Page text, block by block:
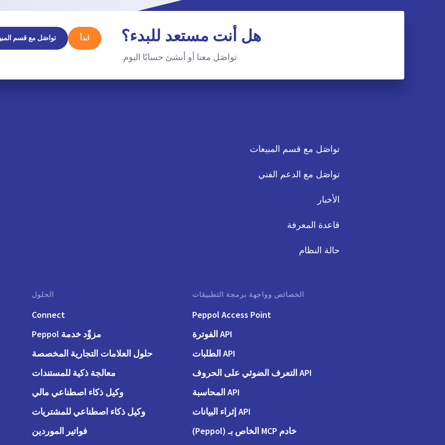
هل أنت مستعد للبدء؟
تواصَل معنا أو أنشئ حسابًا اليوم.
ابدأ تواصَل مع قسم
تواصَل مع قسم المبيعات
تواصَل مع الدعم الفني
الأخبار
قاعدة المعرفة
حالة النظام
الخصائص وواجهة برمجة التطبيقات
Peppol Access Point
API الفوترة
API الطلبات
API التعرف الضوئي على الحروف
API المحاسبة
API إثراء البيانات
خادم MCP الخاص بـ (Peppol)
الحلول
Connect
مزوِّد خدمة Peppol
حلول العلامات التجارية المخصصة
معالجة ذكية للمستندات
وكيل ذكاء اصطناعي مالي
وكيل ذكاء اصطناعي للمشتريات
فواتير الموردين